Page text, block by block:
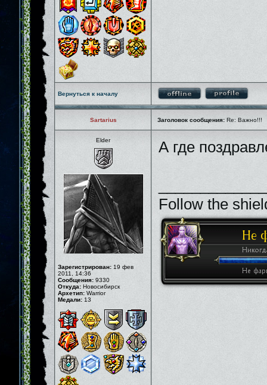
Вернуться к началу
Sartarius Заголовок сообщения: Re: Важно!!!
Elder
Зарегистрирован: 19 фев
2011, 14:36
Сообщения: 9330
Откуда: Новосибирск
Архетип: Warrior
Медали: 13
А где
Follow the